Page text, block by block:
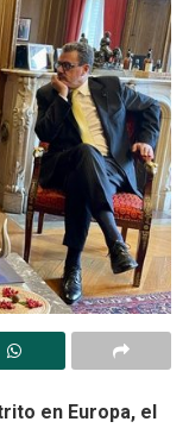
en Europa, el